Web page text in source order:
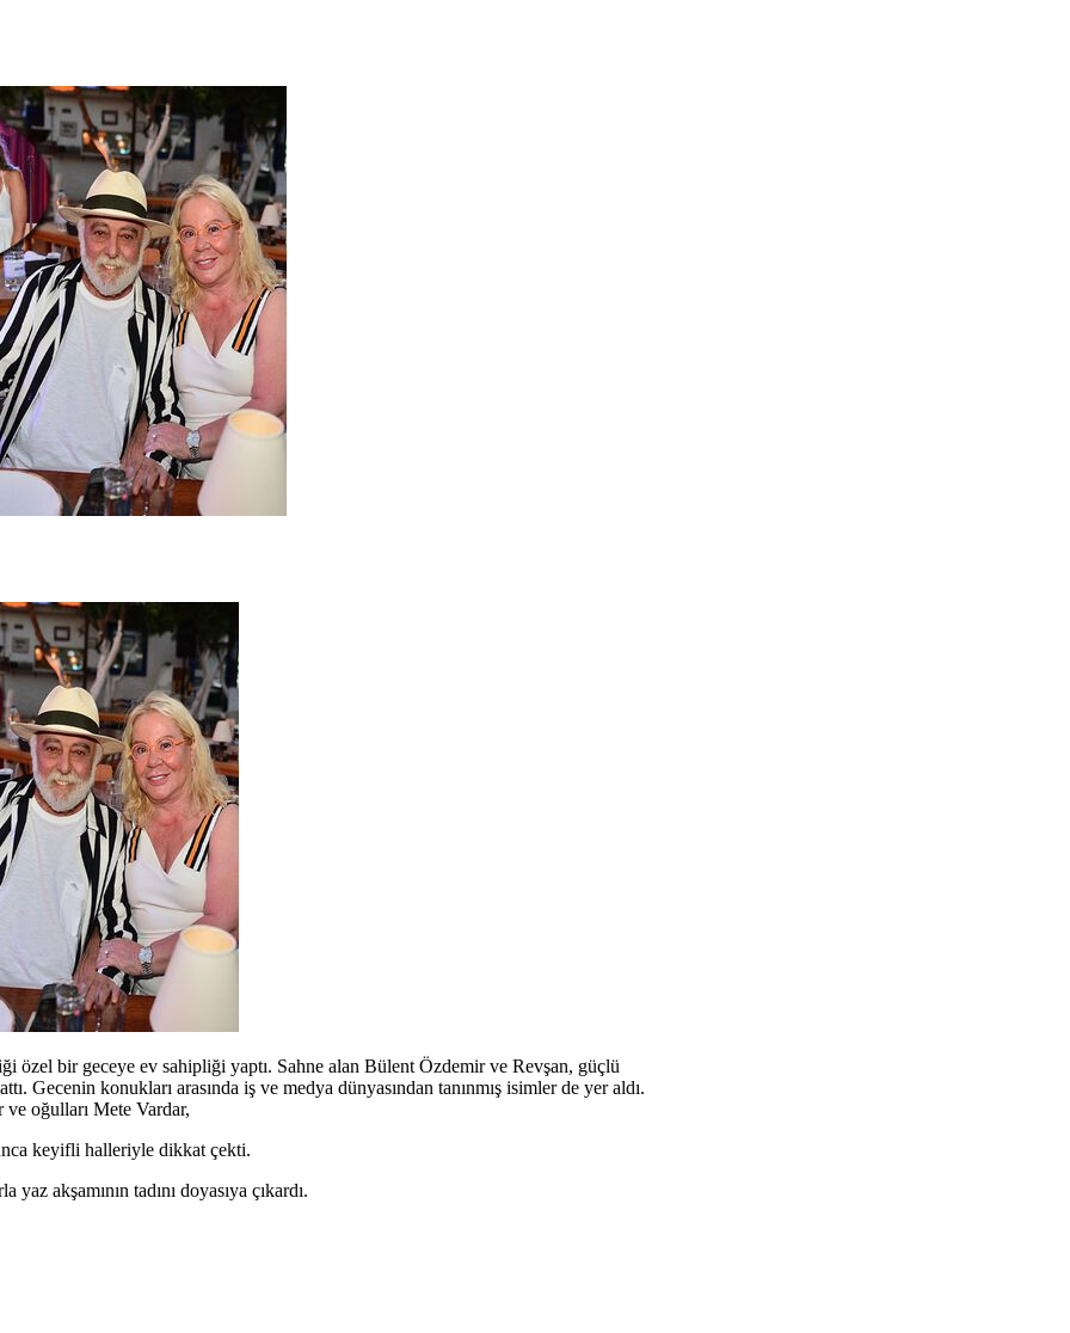
bir geceye ev sahipliği yaptı. Sahne alan Bülent Özdemir ve Revşan, güçlü
Gecenin konukları arasında iş ve medya dünyasından tanınmış isimler de yer aldı.
oğulları Mete Vardar,
keyifli halleriyle dikkat çekti.
akşamının tadını doyasıya çıkardı.